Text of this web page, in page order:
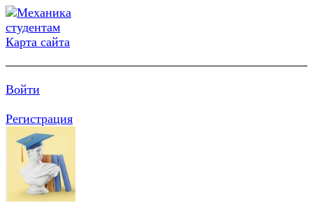
Карта сайта
Войти
Регистрация